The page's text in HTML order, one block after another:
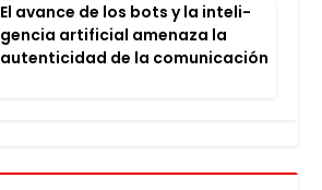
El avan­ce de los bots y la inte­li­
gen­cia arti­fi­cial ame­na­za la
auten­ti­ci­dad de la comu­ni­ca­ción